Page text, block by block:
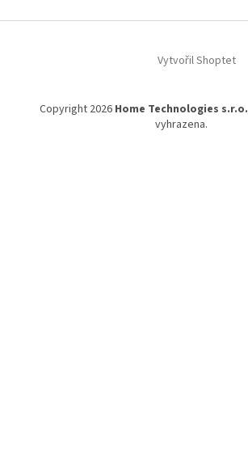
Vytvořil Shoptet
Copyright 2026 Home Technologies s.r.o.
vyhrazena.